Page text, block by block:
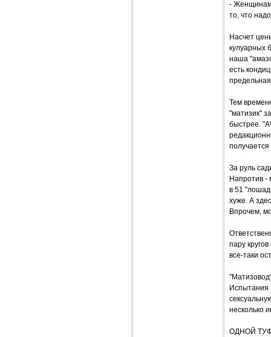
- Женщинам
то, что
Насчет
кулуарных
наша
есть
Тем
"матизик"
быстрее.
За руль
Напротив -
в 51
хуже. А
Впрочем,
пару
все-таки
Испытания
несколько
ОДНОЙ